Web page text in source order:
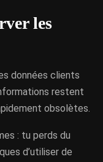
les
données clients
restent
obsolètes.
: tu perds du
d’utiliser de